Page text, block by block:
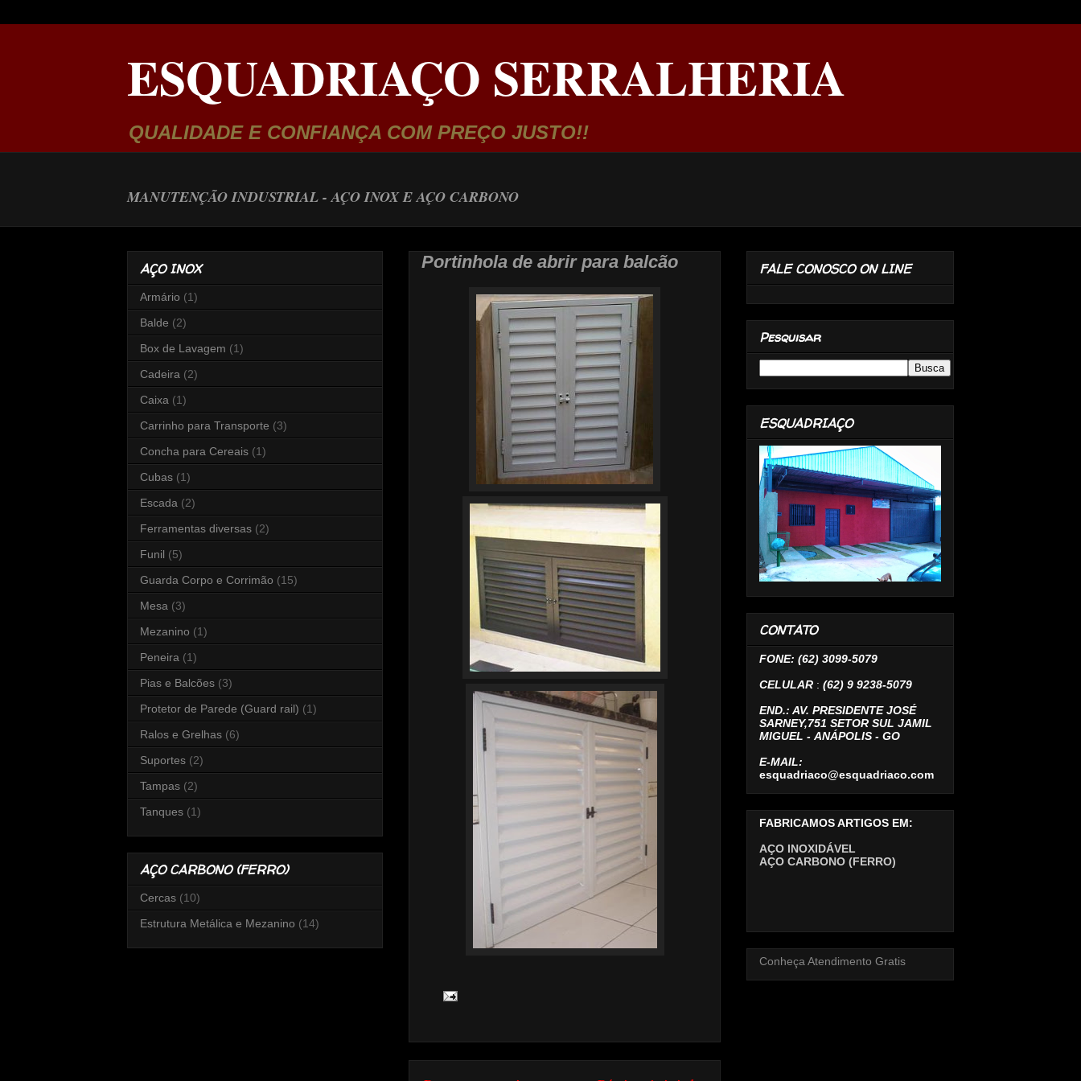
ESQUADRIAÇO SERRALHERIA
QUALIDADE E CONFIANÇA COM PREÇO JUSTO!!
MANUTENÇÃO INDUSTRIAL -AÇO INOX E AÇO CARBONO
Portinhola de abrir para balcão
AÇO INOX
Armário (1)
Balde (2)
Box de Lavagem (1)
Cadeira (2)
Caixa (1)
Carrinho para Transporte (3)
Concha para Cereais (1)
Cubas (1)
Escada (2)
Ferramentas diversas (2)
Funil (5)
Guarda Corpo e Corrimão (15)
Mesa (3)
Mezanino (1)
Peneira (1)
Pias e Balcões (3)
Protetor de Parede (Guard rail) (1)
Ralos e Grelhas (6)
Suportes (2)
Tampas (2)
Tanques (1)
AÇO CARBONO (FERRO)
Cercas (10)
Estrutura Metálica e Mezanino (14)
FALE CONOSCO ON LINE
Pesquisar
ESQUADRIAÇO
CONTATO
FONE: (62) 3099-5079
CELULAR : (62) 9 9238-5079
END.: AV. PRESIDENTE JOSÉ
SARNEY,751 SETOR SUL JAMIL
MIGUEL - ANÁPOLIS - GO
E-MAIL:
esquadriaco@esquadriaco.com
FABRICAMOS ARTIGOS EM:
AÇO INOXIDÁVEL
AÇO CARBONO (FERRO)
Conheça Atendimento Gratis